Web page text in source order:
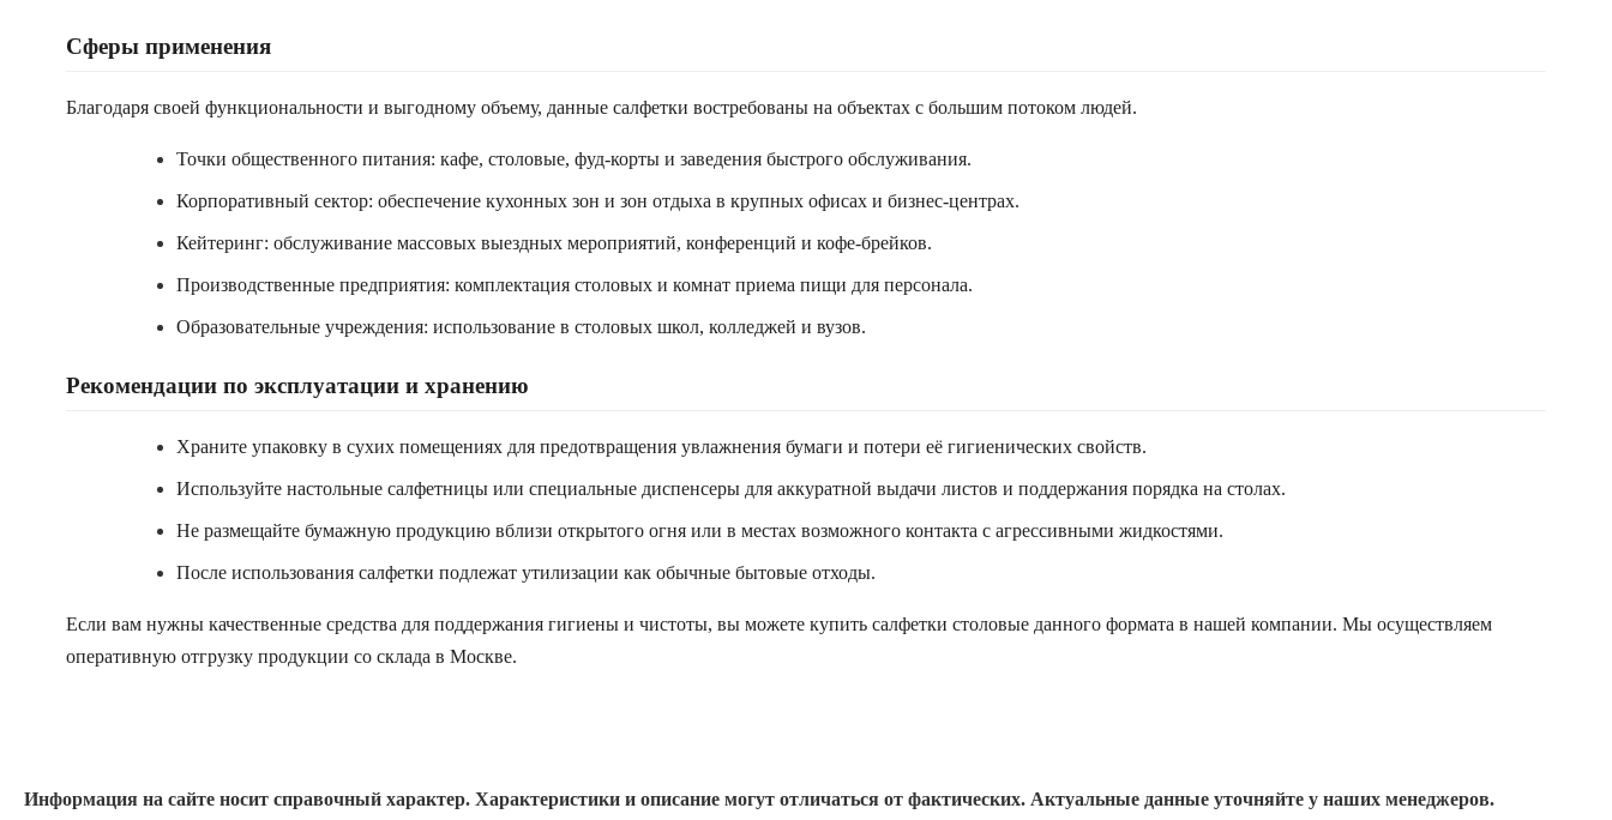
Сферы применения
Благодаря своей функциональности и выгодному объему, данные салфетки востребованы на объектах с большим потоком людей.
Точки общественного питания: кафе, столовые, фуд-корты и заведения быстрого обслуживания.
Корпоративный сектор: обеспечение кухонных зон и зон отдыха в крупных офисах и бизнес-центрах.
Кейтеринг: обслуживание массовых выездных мероприятий, конференций и кофе-брейков.
Производственные предприятия: комплектация столовых и комнат приема пищи для персонала.
Образовательные учреждения: использование в столовых школ, колледжей и вузов.
Рекомендации по эксплуатации и хранению
Храните упаковку в сухих помещениях для предотвращения увлажнения бумаги и потери её гигиенических свойств.
Используйте настольные салфетницы или специальные диспенсеры для аккуратной выдачи листов и поддержания порядка на столах.
Не размещайте бумажную продукцию вблизи открытого огня или в местах возможного контакта с агрессивными жидкостями.
После использования салфетки подлежат утилизации как обычные бытовые отходы.
Если вам нужны качественные средства для поддержания гигиены и чистоты, вы можете купить салфетки столовые данного формата в нашей компании. Мы осуществляем
оперативную отгрузку продукции со склада в Москве.
Информация на сайте носит справочный характер. Характеристики и описание могут отличаться от фактических. Актуальные данные уточняйте у наших менеджеров.